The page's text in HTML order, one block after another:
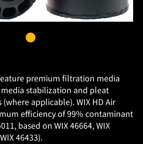
premium filtration media
stabilization and pleat
applicable). WIX HD Air
efficiency of 99% contaminant
based on WIX 46664, WIX
46433).